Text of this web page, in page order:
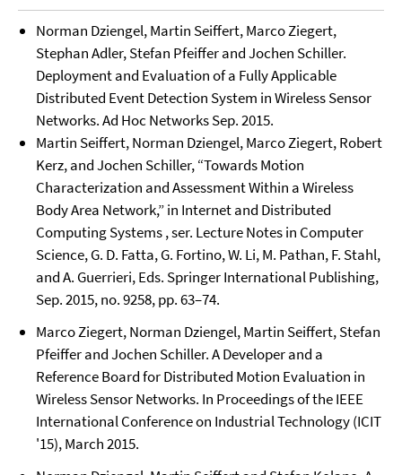
Norman Dziengel, Martin Seiffert, Marco Ziegert,
Stephan Adler, Stefan Pfeiffer and Jochen Schiller.
Deployment and Evaluation of a Fully Applicable
Distributed Event Detection System in Wireless Sensor
Networks. Ad Hoc Networks Sep. 2015.
Martin Seiﬀert, Norman Dziengel, Marco Ziegert, Robert
Kerz, and Jochen Schiller, “Towards Motion
Characterization and Assessment Within a Wireless
Body Area Network,” in Internet and Distributed
Computing Systems , ser. Lecture Notes in Computer
Science, G. D. Fatta, G. Fortino, W. Li, M. Pathan, F. Stahl,
and A. Guerrieri, Eds. Springer International Publishing,
Sep. 2015, no. 9258, pp. 63–74.
Marco Ziegert, Norman Dziengel, Martin Seiffert, Stefan
Pfeiffer and Jochen Schiller. A Developer and a
Reference Board for Distributed Motion Evaluation in
Wireless Sensor Networks. In Proceedings of the IEEE
International Conference on Industrial Technology (ICIT
'15), March 2015.